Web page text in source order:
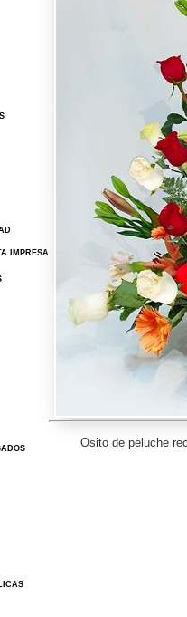
IMPRESA
Osito de peluche